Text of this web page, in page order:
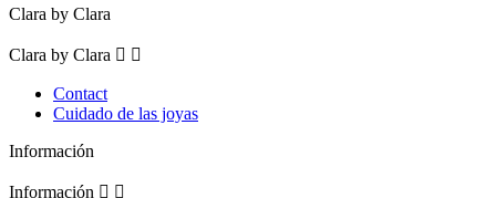
Clara by Clara
Clara by Clara  
Contact
Cuidado de las joyas
Información
Información  